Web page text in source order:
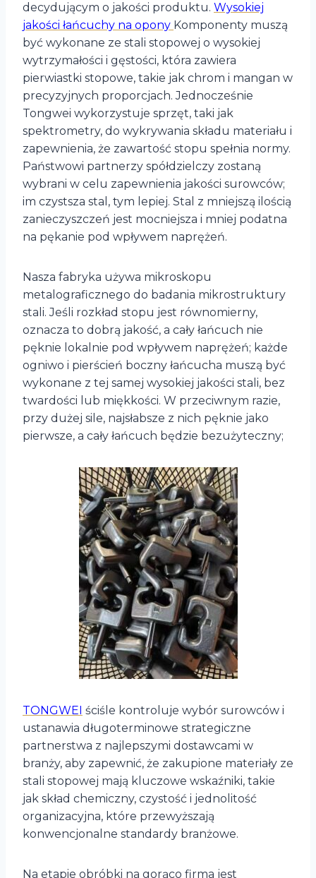
decydującym o jakości produktu. Wysokiej
jakości łańcuchy na opony Komponenty muszą
być wykonane ze stali stopowej o wysokiej
wytrzymałości i gęstości, która zawiera
pierwiastki stopowe, takie jak chrom i mangan w
precyzyjnych proporcjach. Jednocześnie
Tongwei wykorzystuje sprzęt, taki jak
spektrometry, do wykrywania składu materiału i
zapewnienia, że zawartość stopu spełnia normy.
Państwowi partnerzy spółdzielczy zostaną
wybrani w celu zapewnienia jakości surowców;
im czystsza stal, tym lepiej. Stal z mniejszą ilością
zanieczyszczeń jest mocniejsza i mniej podatna
na pękanie pod wpływem naprężeń.
Nasza fabryka używa mikroskopu
metalograficznego do badania mikrostruktury
stali. Jeśli rozkład stopu jest równomierny,
oznacza to dobrą jakość, a cały łańcuch nie
pęknie lokalnie pod wpływem naprężeń; każde
ogniwo i pierścień boczny łańcucha muszą być
wykonane z tej samej wysokiej jakości stali, bez
twardości lub miękkości. W przeciwnym razie,
przy dużej sile, najsłabsze z nich pęknie jako
pierwsze, a cały łańcuch będzie bezużyteczny;
TONGWEI ściśle kontroluje wybór surowców i
ustanawia długoterminowe strategiczne
partnerstwa z najlepszymi dostawcami w
branży, aby zapewnić, że zakupione materiały ze
stali stopowej mają kluczowe wskaźniki, takie
jak skład chemiczny, czystość i jednolitość
organizacyjna, które przewyższają
konwencjonalne standardy branżowe.
Na etapie obróbki na gorąco firma jest